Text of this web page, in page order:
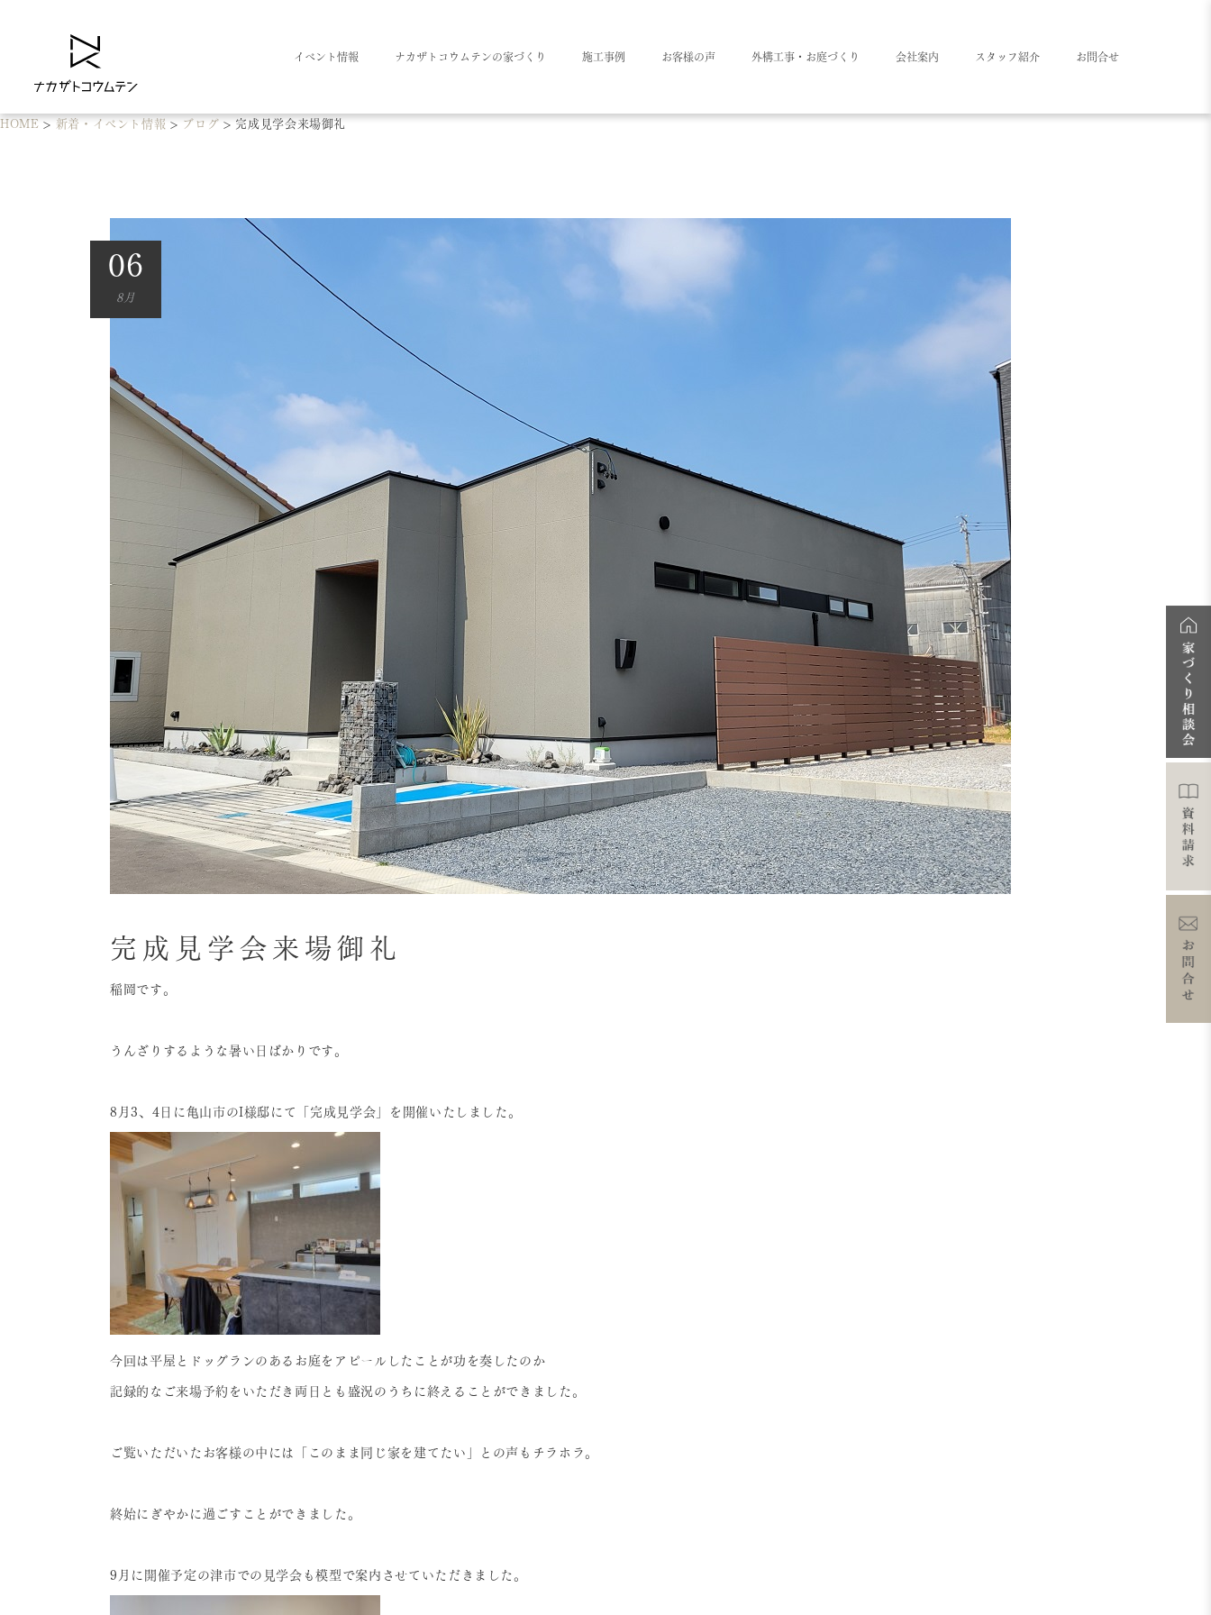
イベント情報 ナカザトコウムテンの家づくり 施工事例 お客様の声 外構工事・お庭づくり 会社案内 スタッフ紹介 お問合せ
HOME > 新着・イベント情報 > ブログ > 完成見学会来場御礼
06
8月
完成見学会来場御礼
稲岡です。
うんざりするような暑い日ばかりです。
8月3、4日に亀山市のI様邸にて「完成見学会」を開催いたしました。
今回は平屋とドッグランのあるお庭をアピールしたことが功を奏したのか
記録的なご来場予約をいただき両日とも盛況のうちに終えることができました。
ご覧いただいたお客様の中には「このまま同じ家を建てたい」との声もチラホラ。
終始にぎやかに過ごすことができました。
9月に開催予定の津市での見学会も模型で案内させていただきました。